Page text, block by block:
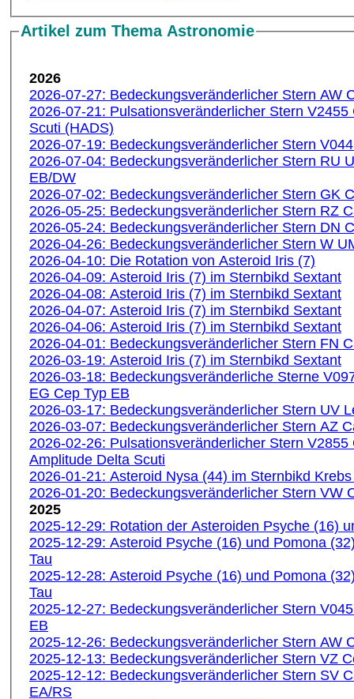
Artikel zum Thema Astronomie
2026
2026-07-27: Bedeckungsveränderlicher Stern AW
2026-07-21: Pulsationsveränderlicher Stern V2455
Scuti (HADS)
2026-07-19: Bedeckungsveränderlicher Stern
2026-07-04: Bedeckungsveränderlicher Stern RU
EB/DW
2026-07-02: Bedeckungsveränderlicher Stern GK
2026-05-25: Bedeckungsveränderlicher Stern RZ
2026-05-24: Bedeckungsveränderlicher Stern DN
2026-04-26: Bedeckungsveränderlicher Stern W
2026-04-10: Die Rotation von Asteroid Iris (7)
2026-04-09: Asteroid Iris (7) im Sternbikd Sextant
2026-04-08: Asteroid Iris (7) im Sternbikd Sextant
2026-04-07: Asteroid Iris (7) im Sternbikd Sextant
2026-04-06: Asteroid Iris (7) im Sternbikd Sextant
2026-04-01: Bedeckungsveränderlicher Stern FN
2026-03-19: Asteroid Iris (7) im Sternbikd Sextant
2026-03-18: Bedeckungsveränderliche Sterne
EG Cep Typ EB
2026-03-17: Bedeckungsveränderlicher Stern UV
2026-03-07: Bedeckungsveränderlicher Stern AZ
2026-02-26: Pulsationsveränderlicher Stern V2855
Amplitude Delta Scuti
2026-01-21: Asteroid Nysa (44) im Sternbikd
2026-01-20: Bedeckungsveränderlicher Stern VW
2025
2025-12-29: Rotation der Asteroiden Psyche (16)
2025-12-29: Asteroid Psyche (16) und Pomona
Tau
2025-12-28: Asteroid Psyche (16) und Pomona
Tau
2025-12-27: Bedeckungsveränderlicher Stern
EB
2025-12-26: Bedeckungsveränderlicher Stern AW
2025-12-13: Bedeckungsveränderlicher Stern VZ
2025-12-12: Bedeckungsveränderlicher Stern SV
EA/RS